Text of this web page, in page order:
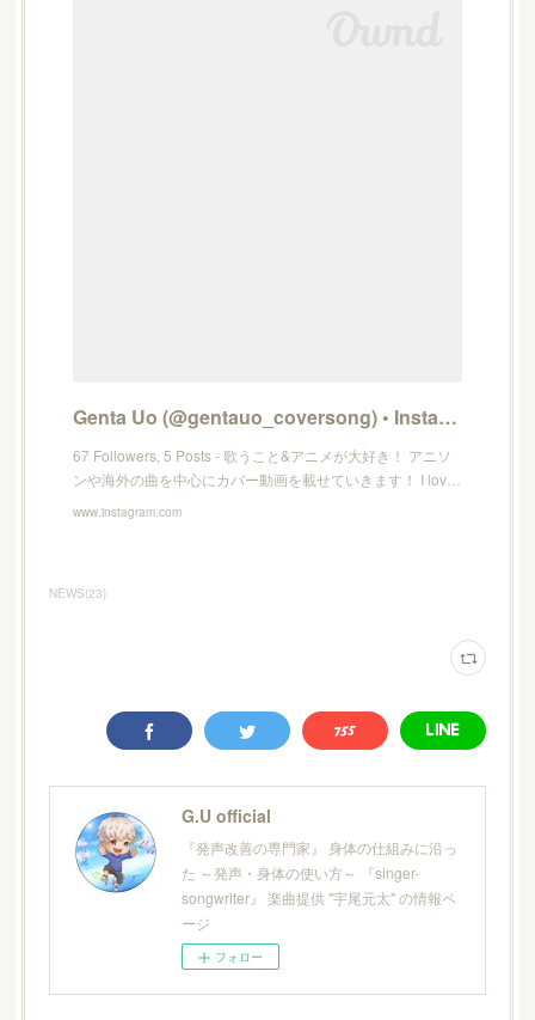
Genta Uo (@gentauo_coversong) • Instagram photos and videos
67 Followers, 5 Posts - 歌うこと&アニメが大好き！ アニソ
ンや海外の曲を中心にカバー動画を載せていきます！ I lov…
www.instagram.com
NEWS(23)
G.U official
『発声改善の専門家』 身体の仕組みに沿っ
た ～発声・身体の使い方～ 『singer-
songwriter』 楽曲提供 "宇尾元太" の情報ペ
ージ
フォロー